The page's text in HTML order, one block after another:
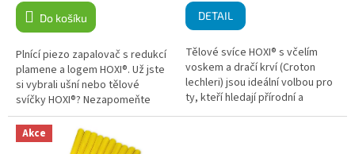
Do košíku
Plnící piezo zapalovač s redukcí
plamene a logem HOXI®. Už jste
si vybrali ušní nebo tělové
svíčky HOXI®? Nezapomeňte
přidat do košíku také náš
zapalovač s logem HOXI®. ...
DETAIL
Tělové svíce HOXI® s včelím
voskem a dračí krví (Croton
lechleri) jsou ideální volbou pro
ty, kteří hledají přírodní a
harmonizující způsob, jak
Akce